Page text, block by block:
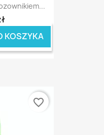
KOSZYKA
favorite_border